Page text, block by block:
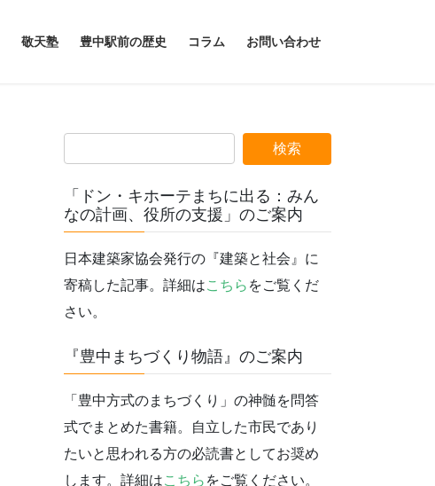
敬天塾 豊中駅前の歴史 コラム お問い合わせ
「ドン・キホーテまちに出る：みん
なの計画、役所の支援」のご案内
日本建築家協会発行の『建築と社会』に
寄稿した記事。詳細はこちら をご覧くだ
さい。
『豊中まちづくり物語』のご案内
「豊中方式のまちづくり」の神髄を問答
式でまとめた書籍。自立した市民であり
たいと思われる方の必読書としてお奨め
します。詳細はこちら をご覧ください。